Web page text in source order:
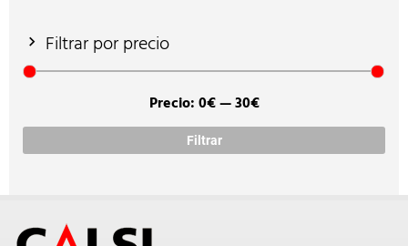
Filtrar por precio
Filtrar
Precio:0€—30€